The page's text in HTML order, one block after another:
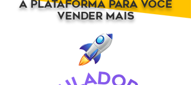
A PLATAFORMA PARA VOCÊ
VENDER MAIS